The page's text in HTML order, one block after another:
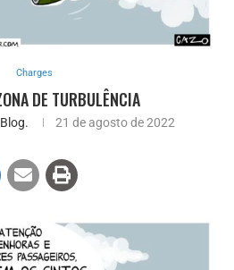
Charges
DE TURBULÊNCIA
21 de agosto de 2022